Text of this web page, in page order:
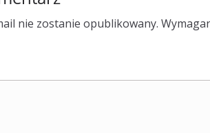
nie zostanie opublikowany.